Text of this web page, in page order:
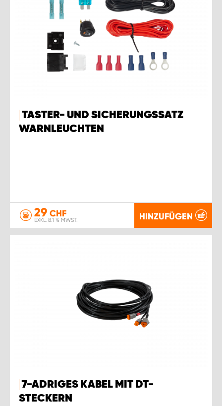
TASTER- UND SICHERUNGSSATZ
WARNLEUCHTEN
29 CHF
EXKL. 8.1 % MWST. HINZUFÜGEN
7-ADRIGES KABEL MIT DT-
STECKERN